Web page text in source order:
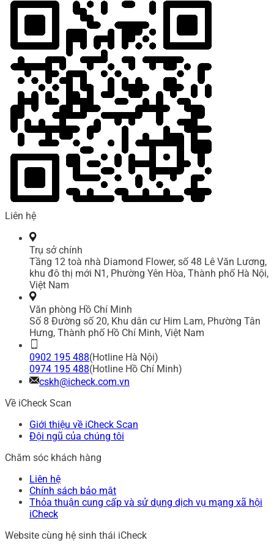
Liên hệ
Trụ sở chính
Tầng 12 toà nhà Diamond Flower, số 48 Lê Văn Lương,
khu đô thị mới N1, Phường Yên Hòa, Thành phố Hà Nội,
Việt Nam
Văn phòng Hồ Chí Minh
Số 8 Đường số 20, Khu dân cư Him Lam, Phường Tân
Hưng, Thành phố Hồ Chí Minh, Việt Nam
0902 195 488(Hotline Hà Nội)
0974 195 488(Hotline Hồ Chí Minh)
cskh@icheck.com.vn
Về iCheck Scan
Giới thiệu về iCheck Scan
Đội ngũ của chúng tôi
Chăm sóc khách hàng
Liên hệ
Chính sách bảo mật
Thỏa thuận cung cấp và sử dụng dịch vụ mạng xã hội
iCheck
Website cùng hệ sinh thái iCheck